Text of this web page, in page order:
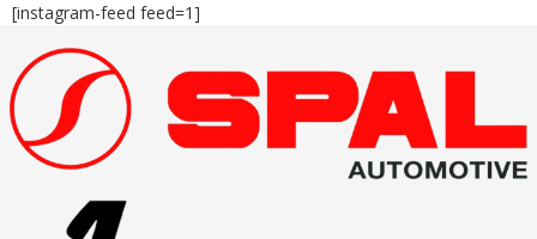
[instagram-feed feed=1]